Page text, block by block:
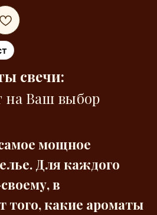
свечи:
на Ваш выбор
мощное
Для каждого
в
того, какие ароматы